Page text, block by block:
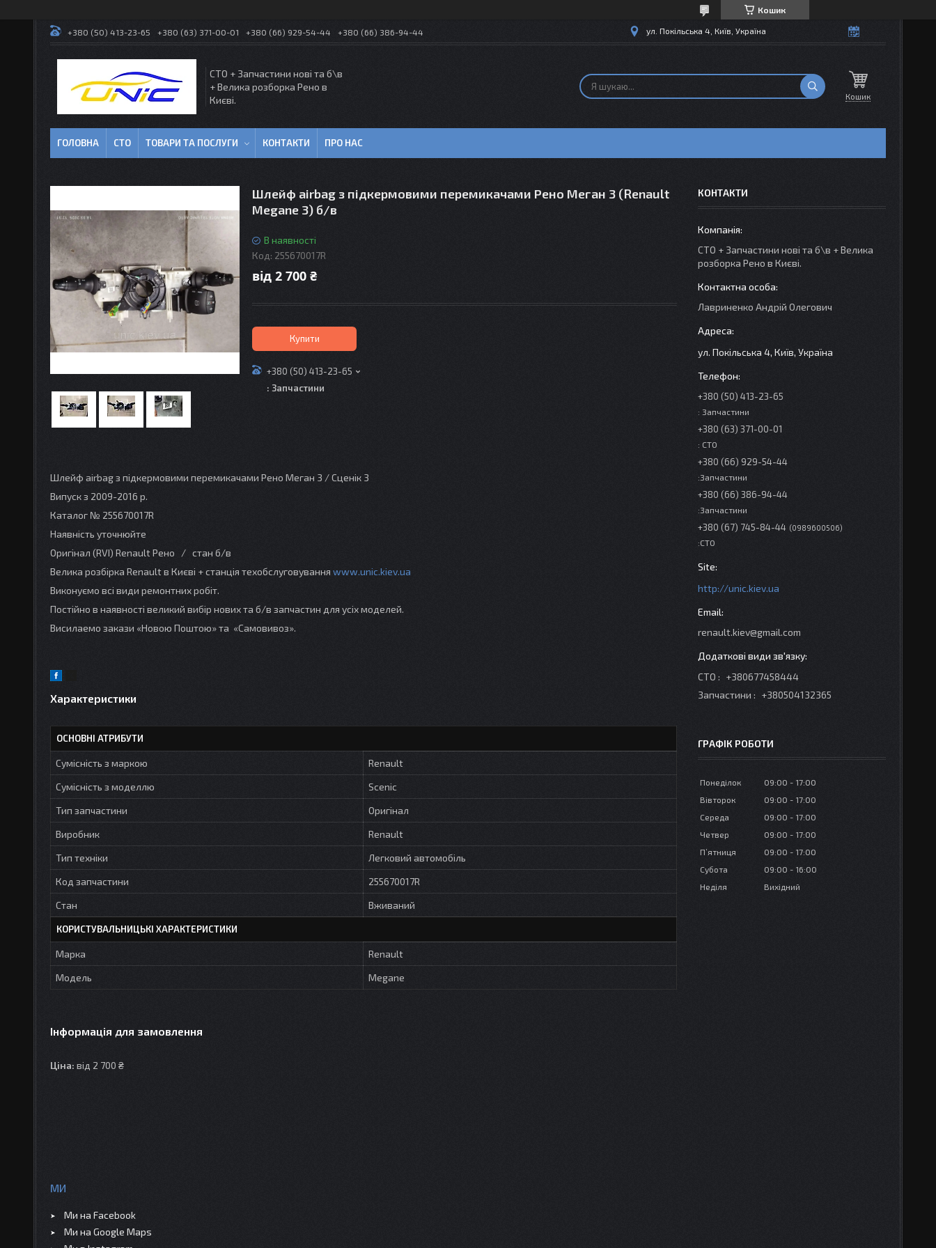
Кошик
+380 (50) 413-23-65 +380 (63) 371-00-01 +380 (66) 929-54-44 +380 (66) 386-94-44 ул. Покільська 4, Київ, Україна
СТО + Запчастини нові та б\в
+ Велика розборка Рено в
Києві.
Кошик
ГОЛОВНА СТО ТОВАРИ ТА ПОСЛУГИ КОНТАКТИ ПРО НАС
Шлейф airbag з підкермовими перемикачами Рено Меган 3 (Renault
Megane 3) б/в
В наявності
Код: 255670017R
від 2 700 ₴
Купити
+380 (50) 413-23-65
: Запчастини
Шлейф airbag з підкермовими перемикачами Рено Меган 3 / Сценік 3
Випуск з 2009-2016 р.
Каталог № 255670017R
Наявність уточнюйте
Оригінал (RVI) Renault Рено / стан б/в
Велика розбірка Renault в Києві + станція техобслуговування www.unic.kiev.ua
Виконуємо всі види ремонтних робіт.
Постійно в наявності великий вибір нових та б/в запчастин для усіх моделей.
Висилаемо закази «Новою Поштою» та «Самовивоз».
Характеристики
ОСНОВНІ АТРИБУТИ
Сумісність з маркою
Renault
Сумісність з моделлю
Scenic
Тип запчастини
Оригінал
Виробник
Renault
Тип техніки
Легковий автомобіль
Код запчастини
255670017R
Стан
Вживаний
КОРИСТУВАЛЬНИЦЬКІ ХАРАКТЕРИСТИКИ
Марка
Renault
Модель
Megane
Інформація для замовлення
Ціна: від 2 700 ₴
КОНТАКТИ
СТО + Запчастини нові та б\в + Велика
розборка Рено в Києві.
Лавриненко Андрій Олегович
ул. Покільська 4, Київ, Україна
+380 (50) 413-23-65
: Запчастини
+380 (63) 371-00-01
: СТО
+380 (66) 929-54-44
:Запчастини
+380 (66) 386-94-44
:Запчастини
+380 (67) 745-84-44 0989600506
:СТО
http://unic.kiev.ua
renault.kiev@gmail.com
СТО
+380677458444
Запчастини
+380504132365
ГРАФІК РОБОТИ
Понеділок 09:00
17:00
Вівторок
09:00
17:00
Середа
09:00
17:00
Четвер
09:00
17:00
Пʼятниця
09:00
17:00
Субота
09:00
16:00
Неділя
Вихідний
МИ
Ми на Facebook
Ми на Google Maps